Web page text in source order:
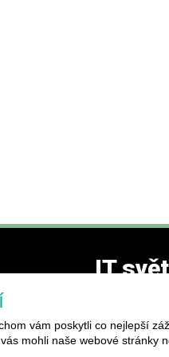
IT
vám poskytli co nejlepší
mohli naše webové stránky